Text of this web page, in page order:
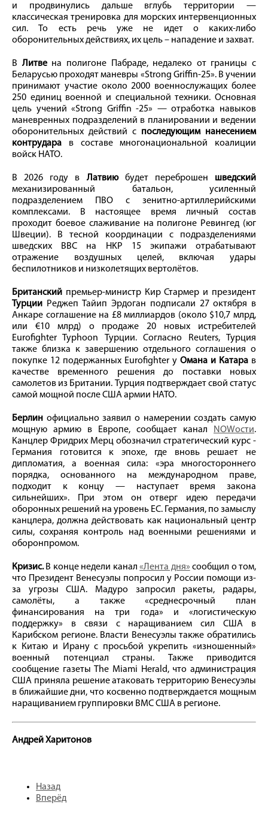
и продвинулись дальше вглубь территории —
классическая тренировка для морских интервенционных
сил. То есть речь уже не идет о каких-либо
оборонительных действиях, их цель – нападение и захват.
В Литвена полигоне Пабраде, недалеко от границы с
Беларусью проходят маневры «Strong Griffin-25». В учении
принимают участие около 2000 военнослужащих более
250 единиц военной и специальной техники. Основная
цель учений «Strong Griffin -25» — отработка навыков
маневренных подразделений в планировании и ведении
оборонительных действий с последующим нанесением
контрудара в составе многонациональной коалиции
войск НАТО.
В 2026 году в Латвию будет переброшен шведский
механизированный батальон, усиленный
подразделением ПВО с зенитно-артиллерийскими
комплексами. В настоящее время личный состав
проходит боевое слаживание на полигоне Ревингед (юг
Швеции). В тесной координации с подразделениями
шведских ВВС на HKP 15 экипажи отрабатывают
отражение воздушных целей, включая удары
беспилотников и низколетящих вертолётов.
Британский премьер-министр Кир Стармер и президент
Турции Реджеп Тайип Эрдоган подписали 27 октября в
Анкаре соглашение на £8 миллиардов (около $10,7 млрд,
или €10 млрд) о продаже 20 новых истребителей
Eurofighter Typhoon Турции. Согласно Reuters, Турция
также близка к завершению отдельного соглашения о
покупке 12 подержанных Eurofighter у Омана и Катара в
качестве временного решения до поставки новых
самолетов из Британии. Турция подтверждает свой статус
самой мощной после США армии НАТО.
Берлин официально заявил о намерении создать самую
мощную армию в Европе, сообщает канал
NOWости.
Канцлер Фридрих Мерц обозначил стратегический курс -
Германия готовится к эпохе, где вновь решает не
дипломатия, а военная сила: «эра многостороннего
порядка, основанного на международном праве,
подходит к концу — наступает время закона
сильнейших». При этом он отверг идею передачи
оборонных решений на уровень ЕС. Германия, по замыслу
канцлера, должна действовать как национальный центр
силы, сохраняя контроль над военными решениями и
оборонпромом.
Кризис.В конце недели канал«Лента дня» сообщил о том,
что Президент Венесуэлы попросил у России помощи из-
за угрозы США. Мадуро запросил ракеты, радары,
самолёты, а также «среднесрочный план
финансирования на три года» и «логистическую
поддержку» в связи с наращиванием сил США в
Карибском регионе. Власти Венесуэлы также обратились
к Китаю и Ирану с просьбой укрепить «изношенный»
военный потенциал страны. Также приводится
сообщение газеты The Miami Herald, что администрация
США приняла решение атаковать территорию Венесуэлы
в ближайшие дни, что косвенно подтверждается мощным
наращиванием группировки ВМС США в регионе.
Андрей Харитонов
Назад
Вперёд